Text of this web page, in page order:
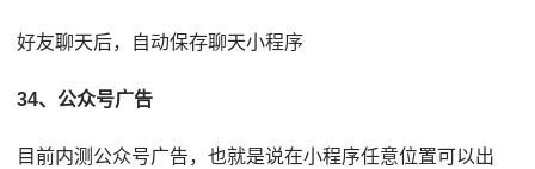
好友聊天后，自动保存聊天小程序
34、公众号广告
目前内测公众号广告，也就是说在小程序任意位置可以出